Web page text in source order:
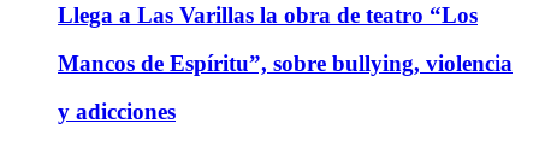
Llega a Las Varillas la obra de teatro “Los
Mancos de Espíritu”, sobre bullying, violencia
y adicciones